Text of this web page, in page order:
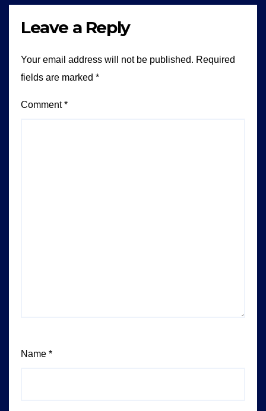
Leave a Reply
Your email address will not be published. Required
fields are marked *
Comment*
Name *